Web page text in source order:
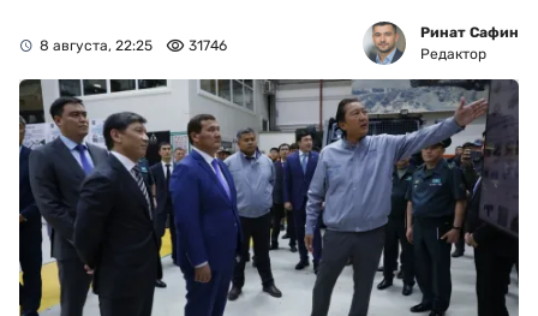
8 августа, 22:25 31746
Ринат Сафин
Редактор